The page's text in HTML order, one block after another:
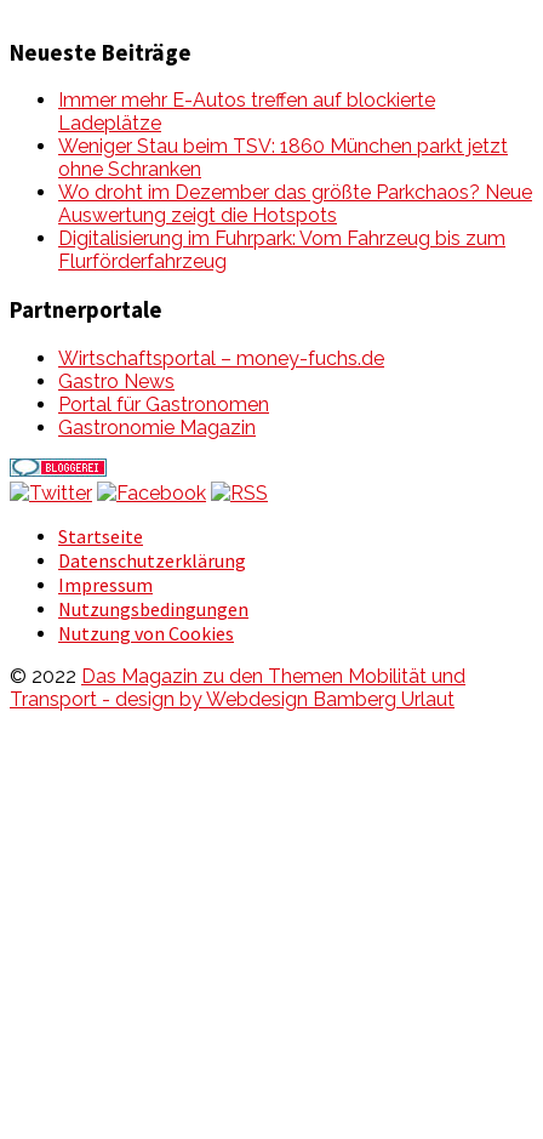
Neueste Beiträge
Immer mehr E-Autos treffen auf blockierte
Ladeplätze
Weniger Stau beim TSV: 1860 München parkt jetzt
ohne Schranken
Wo droht im Dezember das größte Parkchaos? Neue
Auswertung zeigt die Hotspots
Digitalisierung im Fuhrpark: Vom Fahrzeug bis zum
Flurförderfahrzeug
Partnerportale
Wirtschaftsportal – money-fuchs.de
Gastro News
Portal für Gastronomen
Gastronomie Magazin
Startseite
Datenschutzerklärung
Impressum
Nutzungsbedingungen
Nutzung von Cookies
© 2022 Das Magazin zu den Themen Mobilität und
Transport - design by Webdesign Bamberg Urlaut